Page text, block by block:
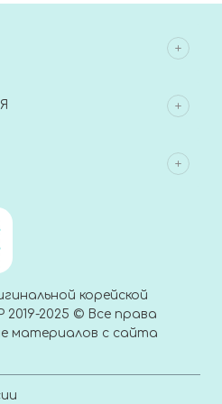
корейской
2019-2025 © Все права
материалов с сайта